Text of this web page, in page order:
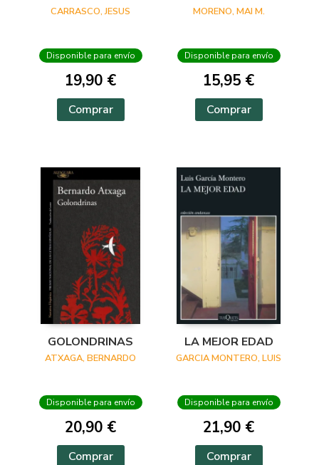
CARRASCO, JESUS
Disponible para envío
19,90 €
Comprar
MORENO, MAI M.
Disponible para envío
15,95 €
Comprar
GOLONDRINAS
ATXAGA, BERNARDO
Disponible para envío
20,90 €
Comprar
LA MEJOR EDAD
GARCIA MONTERO, LUIS
Disponible para envío
21,90 €
Comprar